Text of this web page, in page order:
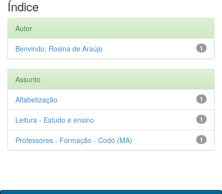
Índice
Autor
1
Benvindo, Rosina de Araújo
Assunto
1
Alfabetização
1
Leitura - Estudo e ensino
1
Professores - Formação - Codó (MA)